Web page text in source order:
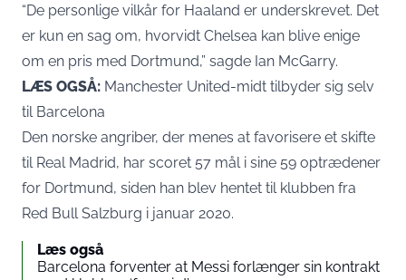
“De personlige vilkår for Haaland er underskrevet. Det
er kun en sag om, hvorvidt Chelsea kan blive enige
om en pris med Dortmund,” sagde Ian McGarry.
LÆS OGSÅ: Manchester United-midt tilbyder sig selv
til Barcelona
Den norske angriber, der menes at favorisere et skifte
til Real Madrid, har scoret 57 mål i sine 59 optrædener
for Dortmund, siden han blev hentet til klubben fra
Red Bull Salzburg i januar 2020.
Læs også
Barcelona forventer at Messi forlænger sin kontrakt